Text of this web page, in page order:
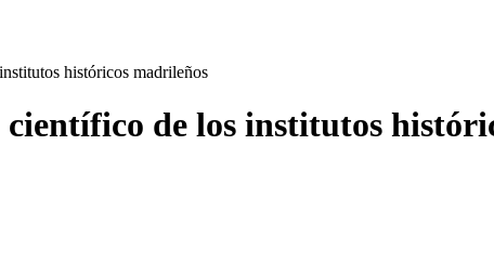
históricos madrileños
de los institutos